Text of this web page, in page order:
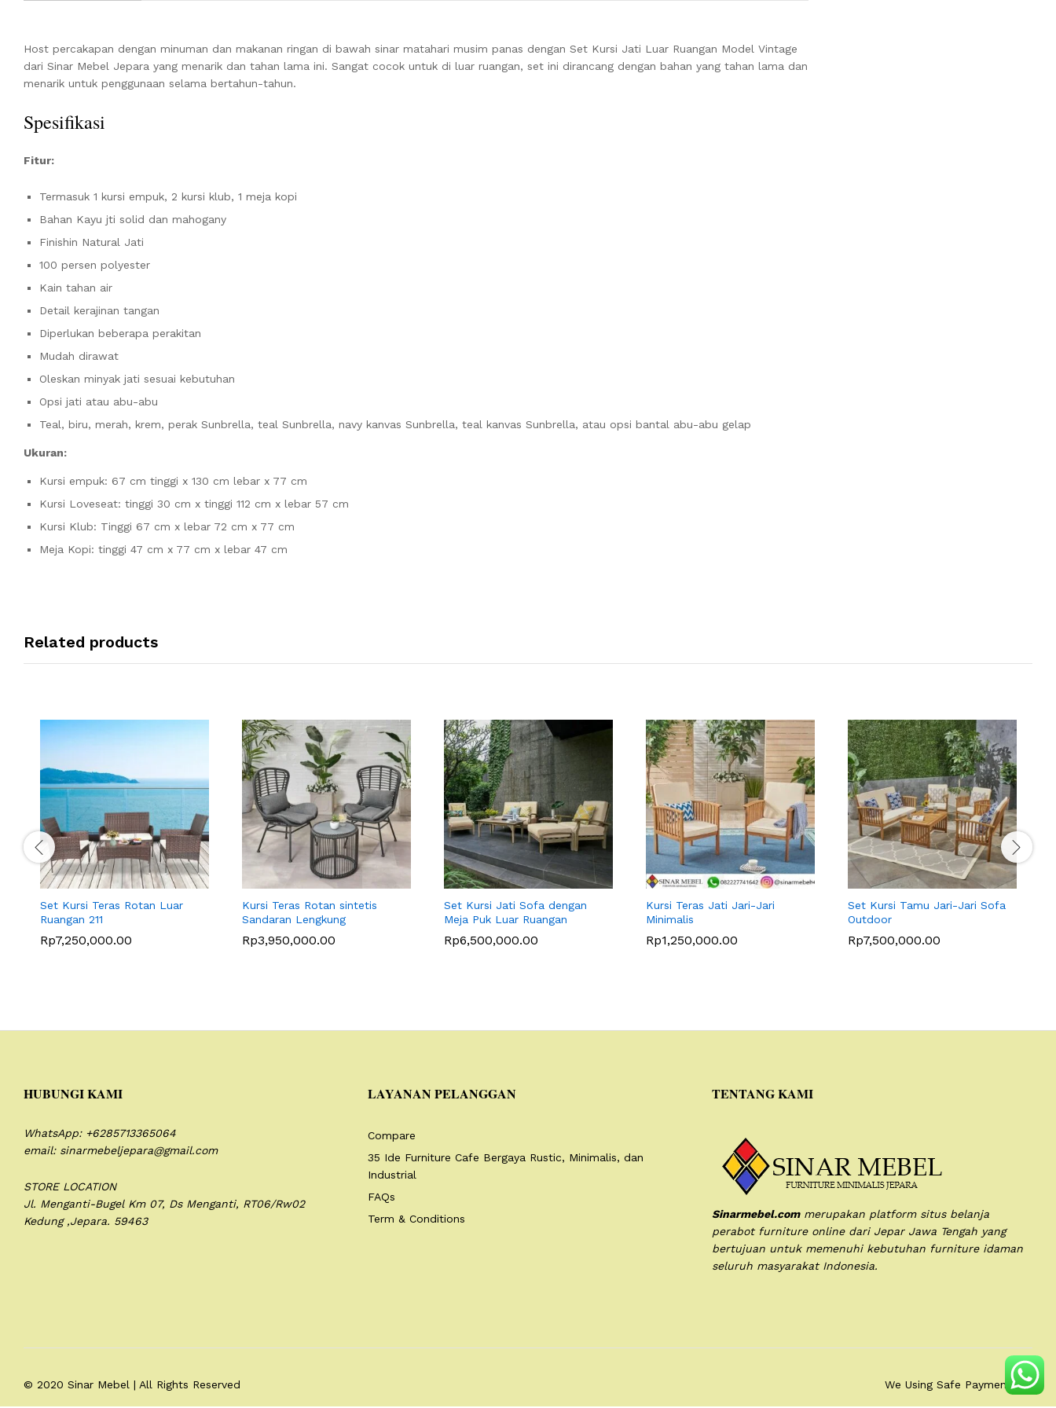
Host percakapan dengan minuman dan makanan ringan di bawah sinar matahari musim panas dengan Set Kursi Jati Luar Ruangan Model Vintage
dari Sinar Mebel Jepara yang menarik dan tahan lama ini. Sangat cocok untuk di luar ruangan, set ini dirancang dengan bahan yang tahan lama dan
menarik untuk penggunaan selama bertahun-tahun.
Spesifikasi
Fitur:
Termasuk 1 kursi empuk, 2 kursi klub, 1 meja kopi
Bahan Kayu jti solid dan mahogany
Finishin Natural Jati
100 persen polyester
Kain tahan air
Detail kerajinan tangan
Diperlukan beberapa perakitan
Mudah dirawat
Oleskan minyak jati sesuai kebutuhan
Opsi jati atau abu-abu
Teal, biru, merah, krem, perak Sunbrella, teal Sunbrella, navy kanvas Sunbrella, teal kanvas Sunbrella, atau opsi bantal abu-abu gelap
Ukuran:
Kursi empuk: 67 cm tinggi x 130 cm lebar x 77 cm
Kursi Loveseat: tinggi 30 cm x tinggi 112 cm x lebar 57 cm
Kursi Klub: Tinggi 67 cm x lebar 72 cm x 77 cm
Meja Kopi: tinggi 47 cm x 77 cm x lebar 47 cm
Related products
Set Kursi Teras Rotan Luar
Ruangan 211
Rp7,250,000.00
Kursi Teras Rotan sintetis
Sandaran Lengkung
Rp3,950,000.00
Set Kursi Jati Sofa dengan
Meja Puk Luar Ruangan
Rp6,500,000.00
Kursi Teras Jati Jari-Jari
Minimalis
Rp1,250,000.00
Set Kursi Tamu Jari-Jari Sofa
Outdoor
Rp7,500,000.00
HUBUNGI KAMI
WhatsApp: +6285713365064
email: sinarmebeljepara@gmail.com
STORE LOCATION
Jl. Menganti-Bugel Km 07, Ds Menganti, RT06/Rw02
Kedung ,Jepara. 59463
LAYANAN PELANGGAN
Compare
35 Ide Furniture Cafe Bergaya Rustic, Minimalis, dan
Industrial
FAQs
Term & Conditions
TENTANG KAMI
Sinarmebel.commerupakan platform situs belanja
perabot furniture online dari Jepar Jawa Tengah yang
bertujuan untuk memenuhi kebutuhan furniture idaman
seluruh masyarakat Indonesia.
© 2020 Sinar Mebel | All Rights Reserved We Using Safe Payment For